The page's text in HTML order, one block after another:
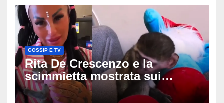
GOSSIP E TV
Rita De Crescenzo e la
scimmietta mostrata sui
social: scattano esposti, cosa